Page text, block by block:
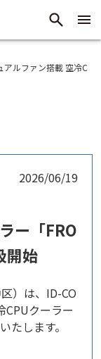
アルファン搭載 空冷C
2026/06/19
ー「FRO
開始
）は、ID-CO
CPUクーラー
たします。